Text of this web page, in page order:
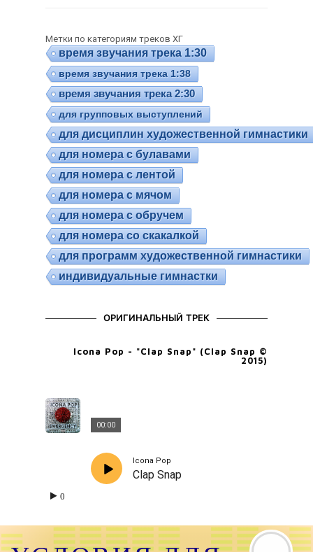
Метки по категориям треков ХГ
время звучания трека 1:30
время звучания трека 1:38
время звучания трека 2:30
для групповых выступлений
для дисциплин художественной гимнастики
для номера с булавами
для номера с лентой
для номера с мячом
для номера с обручем
для номера со скакалкой
для программ художественной гимнастики
индивидуальные гимнастки
ОРИГИНАЛЬНЫЙ ТРЕК
Icona Pop - "Clap Snap" (Clap Snap ©
2015)
00:00
Icona Pop
Clap Snap
0